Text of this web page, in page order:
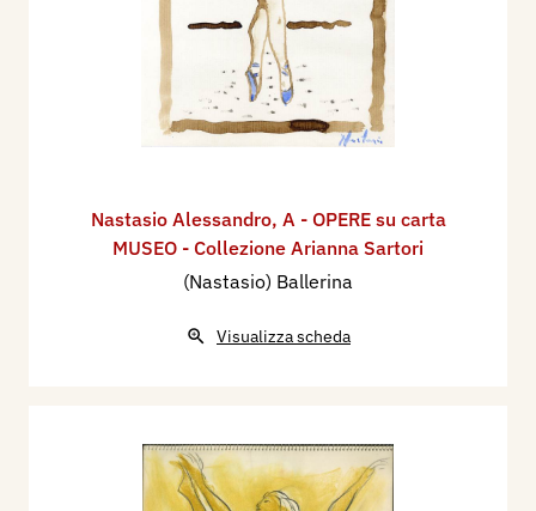
Nastasio Alessandro, A - OPERE su carta
MUSEO - Collezione Arianna Sartori
(Nastasio) Ballerina
Visualizza scheda